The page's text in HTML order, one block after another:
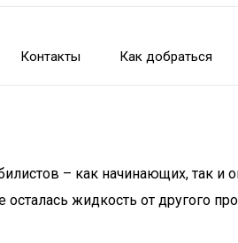
Контакты Как добраться
– как начинающих, так
жидкость от другого